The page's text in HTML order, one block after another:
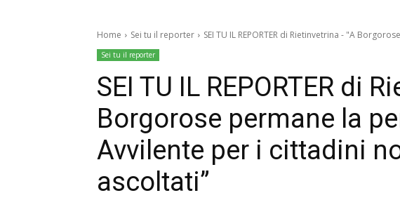
Home Sei tu il reporter SEI TU IL REPORTER di Rietinvetrina - "A
Sei tu il reporter
SEI TU IL REPORTER di
Borgorose permane la
Avvilente per i cittadini
ascoltati”